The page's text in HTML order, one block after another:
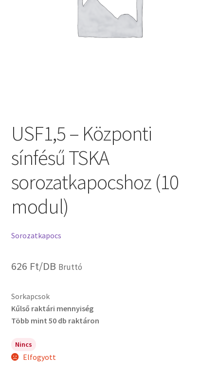
USF1,5 – Központi
sínfésű TSKA
sorozatkapocshoz (10
modul)
Sorozatkapocs
626 Ft/DB Bruttó
Sorkapcsok
Kűlső raktári mennyiség
Több mint 50 db raktáron
Nincs
Elfogyott